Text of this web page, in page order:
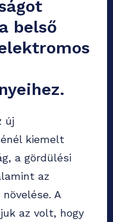
belső
új
kiemelt
a gördülési
az
A
az volt, hogy